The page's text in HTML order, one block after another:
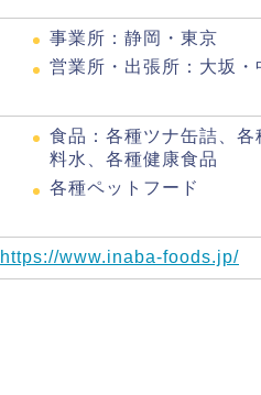
事業所：静岡・東京
営業所・出張所：大坂
食品：各種ツナ缶詰、
料水、各種健康食品
各種ペットフード
https://www.inaba-foods.jp/